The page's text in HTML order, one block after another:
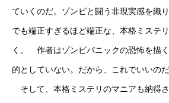
ていくのだ。ゾンビと闘う非現実感を織
でも端正すぎるほど端正な、本格ミステ
く。 作者はゾンビパニックの恐怖を描
的としていない。だから、これでいいのだ
そして、本格ミステリのマニアも納得